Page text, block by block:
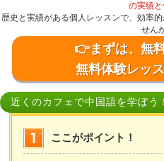
の実績と
歴史と実績がある個人レッスンで、効率
せん
👉まずは、無
無料体験レッ
近くのカフェで中国語を学ぼう
ここがポイント！